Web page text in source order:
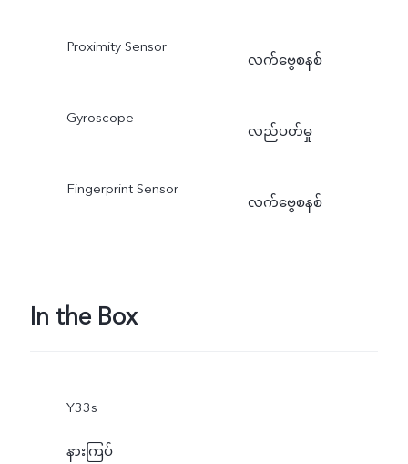
Proximity Sensor
လက်ဗွေစနစ်
Gyroscope
လည်ပတ်မှု
Fingerprint Sensor
လက်ဗွေစနစ်
In the Box
Y33s
နားကြပ်